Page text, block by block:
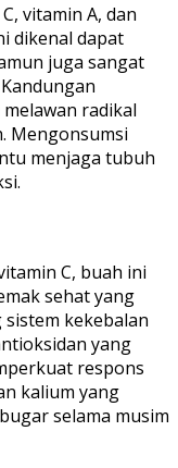
vitamin A, dan
dikenal dapat
juga sangat
radikal
Mengonsumsi
menjaga tubuh
C, buah ini
sehat yang
kekebalan
yang
respons
kalium yang
selama musim